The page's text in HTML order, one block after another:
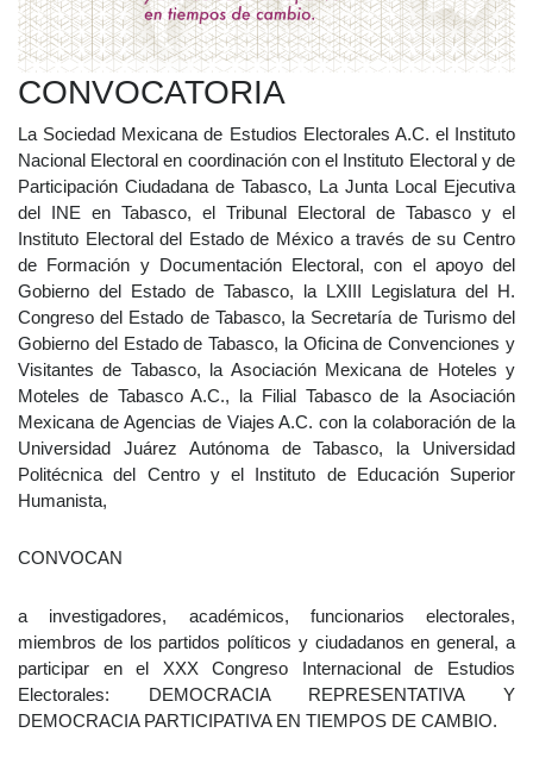
CONVOCATORIA
La Sociedad Mexicana de Estudios Electorales A.C. el Instituto
Nacional Electoral en coordinación con el Instituto Electoral y de
Participación Ciudadana de Tabasco, La Junta Local Ejecutiva
del INE en Tabasco, el Tribunal Electoral de Tabasco y el
Instituto Electoral del Estado de México a través de su Centro
de Formación y Documentación Electoral, con el apoyo del
Gobierno del Estado de Tabasco, la LXIII Legislatura del H.
Congreso del Estado de Tabasco, la Secretaría de Turismo del
Gobierno del Estado de Tabasco, la Oficina de Convenciones y
Visitantes de Tabasco, la Asociación Mexicana de Hoteles y
Moteles de Tabasco A.C., la Filial Tabasco de la Asociación
Mexicana de Agencias de Viajes A.C. con la colaboración de la
Universidad Juárez Autónoma de Tabasco, la Universidad
Politécnica del Centro y el Instituto de Educación Superior
Humanista,
CONVOCAN
a investigadores, académicos, funcionarios electorales,
miembros de los partidos políticos y ciudadanos en general, a
participar en el XXX Congreso Internacional de Estudios
Electorales: DEMOCRACIA REPRESENTATIVA Y
DEMOCRACIA PARTICIPATIVA EN TIEMPOS DE CAMBIO.